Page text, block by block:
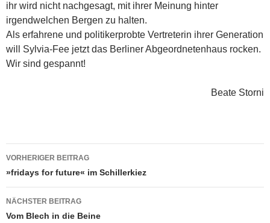
ihr wird nicht nachgesagt, mit ihrer Meinung hinter
irgendwelchen Bergen zu halten.
Als erfahrene und politikerprobte Vertreterin ihrer Generation
will Sylvia-Fee jetzt das Berliner Abgeordnetenhaus rocken.
Wir sind gespannt!
Beate Storni
Beitragsnavigation
VORHERIGER BEITRAG
»fridays for future« im Schillerkiez
NÄCHSTER BEITRAG
Vom Blech in die Beine